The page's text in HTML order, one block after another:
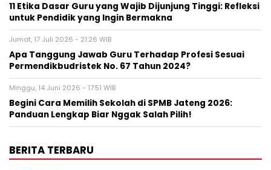
11 Etika Dasar Guru yang Wajib Dijunjung Tinggi: Refleksi
untuk Pendidik yang Ingin Bermakna
Jumat, 17 Juli 2026 - 21:26 WIB
Apa Tanggung Jawab Guru Terhadap Profesi Sesuai
Permendikbudristek No. 67 Tahun 2024?
Minggu, 14 Juni 2026 - 17:51 WIB
Begini Cara Memilih Sekolah di SPMB Jateng 2026:
Panduan Lengkap Biar Nggak Salah Pilih!
BERITA TERBARU